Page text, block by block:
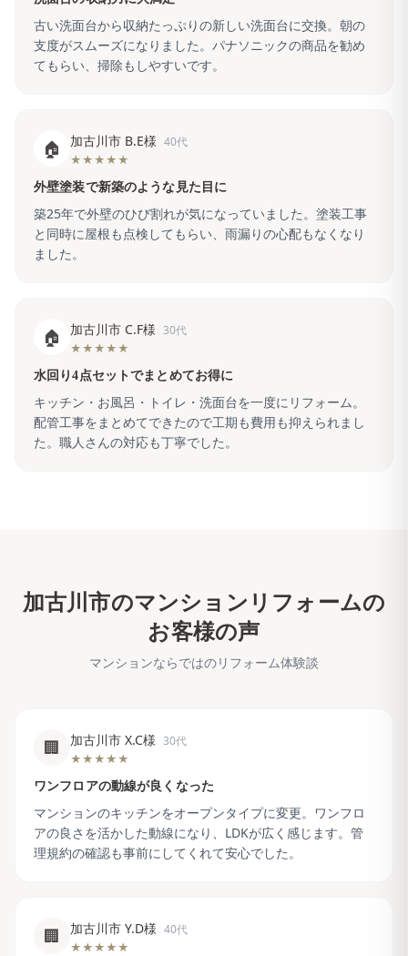
古い洗面台から収納たっぷりの新しい洗面台に交換。朝の
支度がスムーズになりました。パナソニックの商品を勧め
てもらい、掃除もしやすいです。
🏠 加古川市 B.E様 40代
★★★★★
外壁塗装で新築のような見た目に
築25年で外壁のひび割れが気になっていました。塗装工事
と同時に屋根も点検してもらい、雨漏りの心配もなくなり
ました。
🏠 加古川市 C.F様 30代
★★★★★
水回り4点セットでまとめてお得に
キッチン・お風呂・トイレ・洗面台を一度にリフォーム。
配管工事をまとめてできたので工期も費用も抑えられまし
た。職人さんの対応も丁寧でした。
加古川市のマンションリフォームの
お客様の声
マンションならではのリフォーム体験談
🏢 加古川市 X.C様 30代
★★★★★
ワンフロアの動線が良くなった
マンションのキッチンをオープンタイプに変更。ワンフロ
アの良さを活かした動線になり、LDKが広く感じます。管
理規約の確認も事前にしてくれて安心でした。
🏢 加古川市 Y.D様 40代
★★★★★